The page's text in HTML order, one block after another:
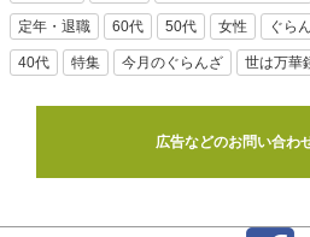
定年・退職 60代 50代 女性 ぐら
40代 特集 今月のぐらんざ 世は万華
広告などのお問い合わ